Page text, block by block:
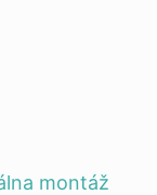
montáž